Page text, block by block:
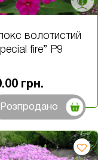
волотистий
fire” Р9
грн.
Розпродано